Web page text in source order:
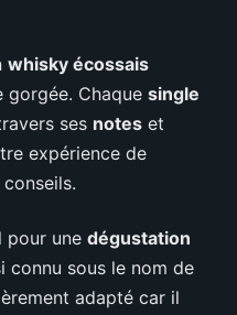
whisky écossais
gorgée. Chaque single
ses notes et
expérience de
pour une dégustation
connu sous le nom de
adapté car il